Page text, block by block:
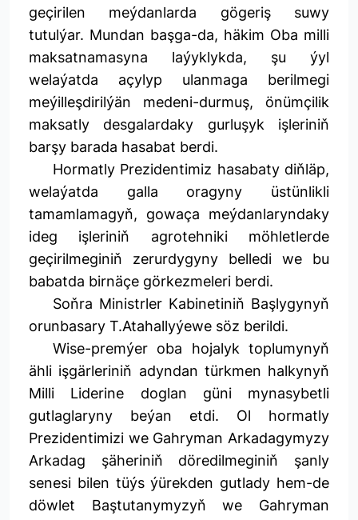
geçirilen meýdanlarda gögeriş suwy
tutulýar. Mundan başga-da, häkim Oba milli
maksatnamasyna laýyklykda, şu ýyl
welaýatda açylyp ulanmaga berilmegi
meýilleşdirilýän medeni-durmuş, önümçilik
maksatly desgalardaky gurluşyk işleriniň
barşy barada hasabat berdi.
Hormatly Prezidentimiz hasabaty diňläp,
welaýatda galla oragyny üstünlikli
tamamlamagyň, gowaça meýdanlaryndaky
ideg işleriniň agrotehniki möhletlerde
geçirilmeginiň zerurdygyny belledi we bu
babatda birnäçe görkezmeleri berdi.
Soňra Ministrler Kabinetiniň Başlygynyň
orunbasary T.Atahallyýewe söz berildi.
Wise-premýer oba hojalyk toplumynyň
ähli işgärleriniň adyndan türkmen halkynyň
Milli Liderine doglan güni mynasybetli
gutlaglaryny beýan etdi. Ol hormatly
Prezidentimizi we Gahryman Arkadagymyzy
Arkadag şäheriniň döredilmeginiň şanly
senesi bilen tüýs ýürekden gutlady hem-de
döwlet Baştutanymyzyň we Gahryman